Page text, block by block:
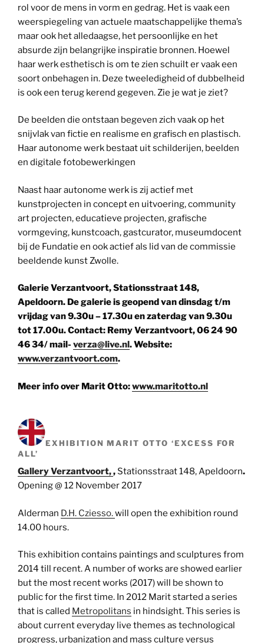
rol voor de mens in vorm en gedrag. Het is vaak een
weerspiegeling van actuele maatschappelijke thema’s
maar ook het alledaagse, het persoonlijke en het
absurde zijn belangrijke inspiratie bronnen. Hoewel
haar werk esthetisch is om te zien schuilt er vaak een
soort onbehagen in. Deze tweeledigheid of dubbelheid
is ook een terug kerend gegeven. Zie je wat je ziet?
De beelden die ontstaan begeven zich vaak op het
snijvlak van fictie en realisme en grafisch en plastisch.
Haar autonome werk bestaat uit schilderijen, beelden
en digitale fotobewerkingen
Naast haar autonome werk is zij actief met
kunstprojecten in concept en uitvoering, community
art projecten, educatieve projecten, grafische
vormgeving, kunstcoach, gastcurator, museumdocent
bij de Fundatie en ook actief als lid van de commissie
beeldende kunst Zwolle.
Galerie Verzantvoort, Stationsstraat 148,
Apeldoorn. De galerie is geopend van dinsdag t/m
vrijdag van 9.30u – 17.30u en zaterdag van 9.30u
tot 17.00u. Contact: Remy Verzantvoort, 06 24 90
46 34/ mail- verza@live.nl. Website:
www.verzantvoort.com.
Meer info over Marit Otto:www.maritotto.nl
EXHIBITION MARIT OTTO ‘EXCESS FOR
ALL’
Gallery Verzantvoort,, Stationsstraat 148, Apeldoorn.
Opening @ 12 November 2017
Alderman D.H. Cziesso.will open the exhibition round
14.00 hours.
This exhibition contains paintings and sculptures from
2014 till recent. A number of works are showed earlier
but the most recent works (2017) will be shown to
public for the first time. In 2012 Marit started a series
that is called Metropolitans in hindsight. This series is
about current everyday live themes as technological
progress, urbanization and mass culture versus